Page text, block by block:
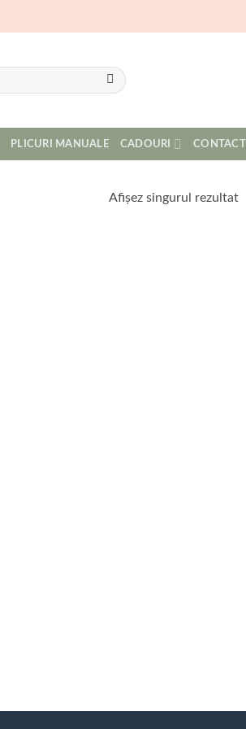
PLICURI MANUALE CADOURI CONTACT
Afișez singurul rezultat